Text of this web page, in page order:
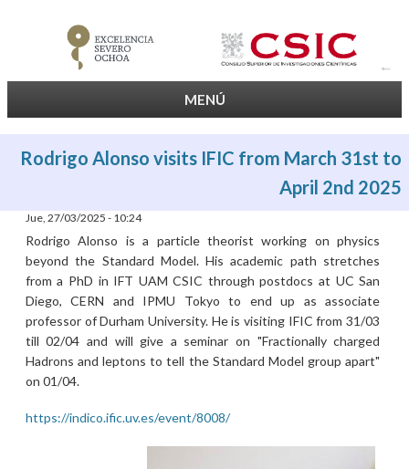
MENÚ
Rodrigo Alonso visits IFIC from March 31st to
April 2nd 2025
Jue, 27/03/2025 - 10:24
Rodrigo Alonso is a particle theorist working on physics
beyond the Standard Model. His academic path stretches
from a PhD in IFT UAM CSIC through postdocs at UC San
Diego, CERN and IPMU Tokyo to end up as associate
professor of Durham University. He is visiting IFIC from 31/03
till 02/04 and will give a seminar on "Fractionally charged
Hadrons and leptons to tell the Standard Model group apart"
on 01/04.
https://indico.ific.uv.es/event/8008/